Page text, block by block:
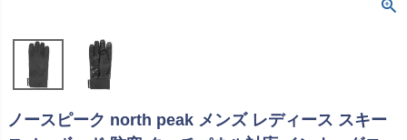
ノースピーク north peak メンズ レディース スキー